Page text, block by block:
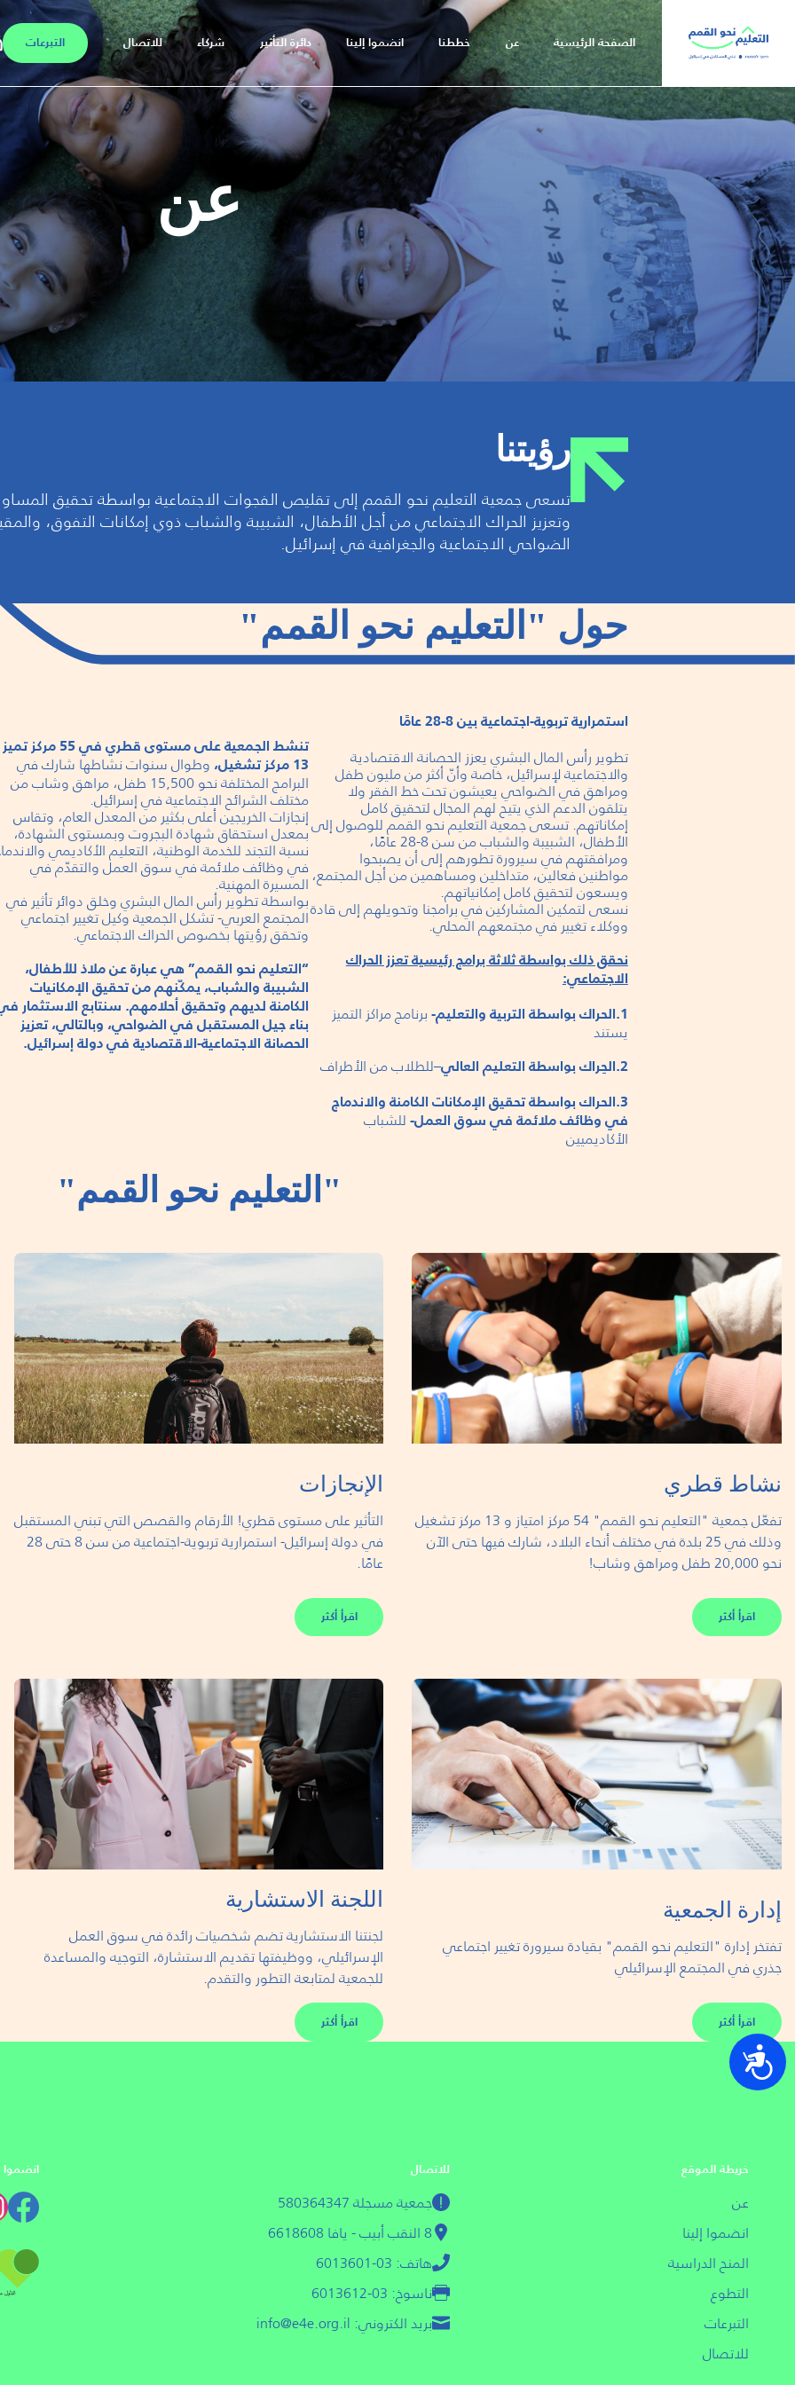
בְּאֲתָר
מֻפְעֶלֶת
מַעֲרֶכֶת
בִּקְלִיק
הַמְּסַיַּעַת
לִנְגִישׁוּת
הָאֲתָר.
לְחַץ
Control-
F11
לְהַתְאָמַת
הָאֲתָר
לְעִוְורִים
הַמִּשְׁתַּמְּשִׁים
נגישות
الصفحة الرئيسية عن خططنا انضموا إلينا دائرة التأثير شركاء للاتصال التبرعات
عن
رؤيتنا
تسعى جمعية التعليم نحو القمم إلى تقليص الفجوات الاجتماعية بواسطة تحقيق
وتعزيز الحراك الاجتماعي من أجل الأطفال، الشبيبة والشباب ذوي إمكانات التفوق،
الضواحي الاجتماعية والجغرافية في إسرائيل.
حول "التعليم نحو القمم"
استمرارية تربوية-اجتماعية بين 8-28 عامًا
تطوير رأس المال البشري يعزز الحصانة الاقتصادية
والاجتماعية لإسرائيل، خاصة وأنّ أكثر من مليون طفل
ومراهق في الضواحي يعيشون تحت خط الفقر ولا
يتلقون الدعم الذي يتيح لهم المجال لتحقيق كامل
إمكاناتهم. تسعى جمعية التعليم نحو القمم للوصول إلى
الأطفال، الشبيبة والشباب من سن 8-28 عامًا،
ومرافقتهم في سيرورة تطورهم إلى أن يصبحوا
مواطنين فعالين، متداخلين ومساهمين من أجل المجتمع،
ويسعون لتحقيق كامل إمكانياتهم.
نسعى لتمكين المشاركين في برامجنا وتحويلهم إلى قادة
ووكلاء تغيير في مجتمعهم المحلي.
نحقق ذلك بواسطة ثلاثة برامج رئيسية تعزز الحراك
الاجتماعي:
1.الحراك بواسطة التربية والتعليم-
برنامج مراكز التميز
يستند
2.الحِراك بواسطة التعليم العالي –للطلاب من الأطراف
3.الحراك بواسطة تحقيق الإمكانات الكامنة والاندماج
في وظائف ملائمة في سوق العمل- للشباب
الأكاديميين
تنشط الجمعية على مستوى قطري في 55
13 مركز تشغيل،
وطوال سنوات نشاطها شارك في
البرامج المختلفة نحو 15,500 طفل، مراهق وشاب من
مختلف الشرائح الاجتماعية في إسرائيل.
إنجازات الخريجين أعلى بكثير من المعدل العام، وتقاس
بمعدل استحقاق شهادة البجروت وبمستوى الشهادة،
نسبة التجند للخدمة الوطنية، التعليم الأكاديمي
في وظائف ملائمة في سوق العمل والتقدّم في
المسيرة المهنية.
بواسطة تطوير رأس المال البشري وخلق دوائر تأثير في
المجتمع العربي- تشكل الجمعية وكيل تغيير اجتماعي
وتحقق رؤيتها بخصوص الحراك الاجتماعي.
“التعليم نحو القمم” هي عبارة عن ملاذ للأطفال،
الشبيبة والشباب، يمكّنهم من تحقيق الإمكانيات
الكامنة لديهم وتحقيق أحلامهم. سنتابع الاستثمار
بناء جيل المستقبل في الضواحي، وبالتالي، تعزيز
الحصانة الاجتماعية-الاقتصادية في دولة إسرائيل.
"التعليم نحو القمم"
نشاط قطري
تفعّل جمعية "التعليم نحو القمم" 54 مركز امتياز و 13 مركز تشغيل
وذلك في 25 بلدة في مختلف أنحاء البلاد، شارك فيها حتى الآن
نحو 20,000 طفل ومراهق وشاب!
اقرأ أكثر
الإنجازات
التأثير على مستوى قطري! الأرقام والقصص التي تبني المستقبل
في دولة إسرائيل- استمرارية تربوية-اجتماعية من سن 8 حتى 28
عامًا.
اقرأ أكثر
إدارة الجمعية
تفتخر إدارة "التعليم نحو القمم" بقيادة سيرورة تغيير اجتماعي
جذري في المجتمع الإسرائيلي
اقرأ أكثر
اللجنة الاستشارية
لجنتنا الاستشارية تضم شخصيات رائدة في سوق العمل
الإسرائيلي، ووظيفتها تقديم الاستشارة، التوجيه والمساعدة
للجمعية لمتابعة التطور والتقدم.
اقرأ أكثر
خريطة الموقع
عن
انضموا إلينا
المنح الدراسية
التطوع
التبرعات
للاتصال
للاتصال
جمعية مسجلة 580364347
8 النقب أبيب - يافا 6618608
هاتف: 03-6013601
ناسوخ: 03-6013612
بريد الكتروني: info@e4e.org.il
انضموا